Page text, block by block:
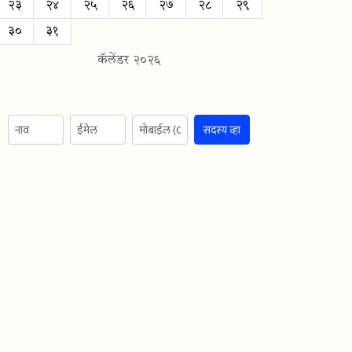
२३ २४ २५ २६ २७ २८ २९
३० ३१
कॅलेंडर २०२६
सदस्य व्हा